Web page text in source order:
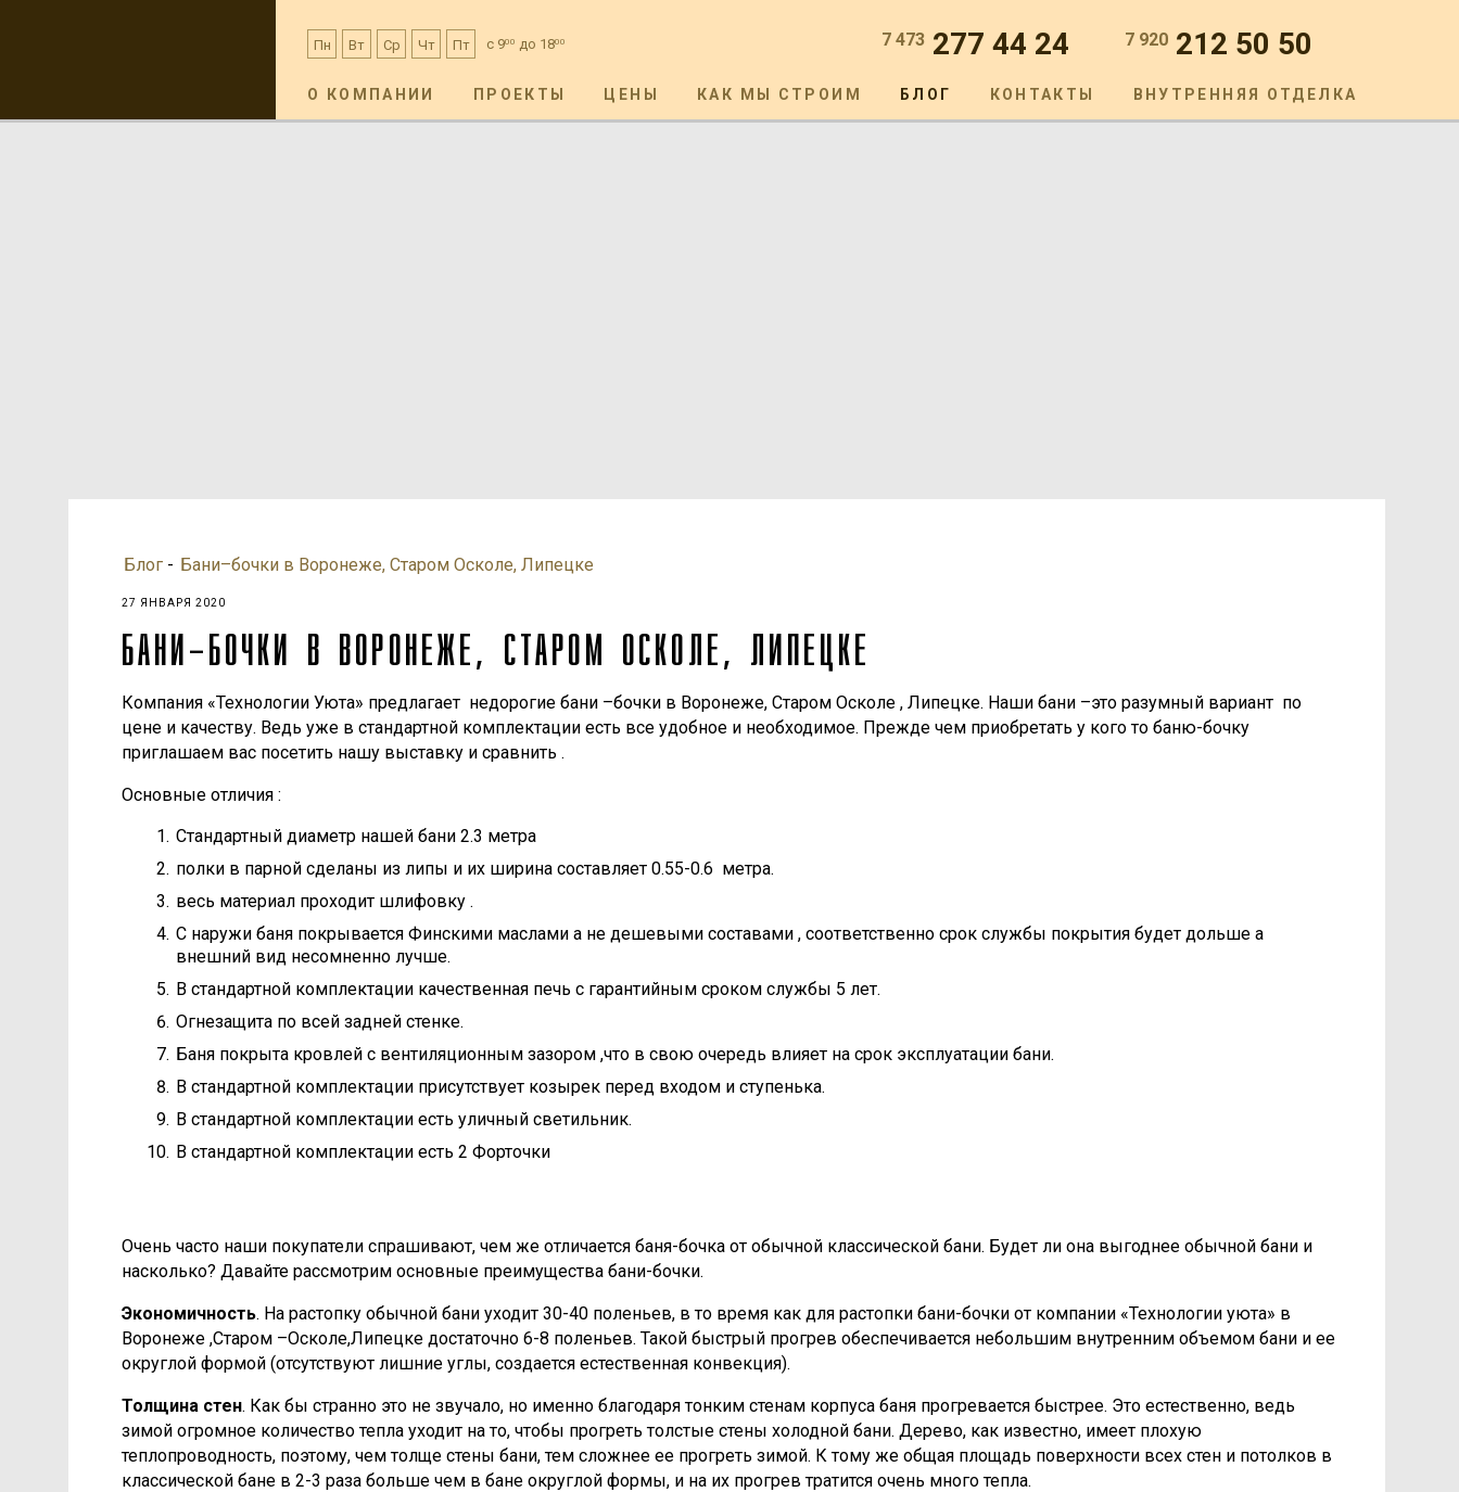
Пн Вт Ср Чт Пт с 900 до 1800 7 473 277 44 24 7 920 212 50 50
О КОМПАНИИ ПРОЕКТЫ ЦЕНЫ КАК МЫ СТРОИМ БЛОГ КОНТАКТЫ ВНУТРЕННЯЯ ОТДЕЛКА
Блог - Бани–бочки в Воронеже, Старом Осколе, Липецке
27 ЯНВАРЯ 2020
БАНИ–БОЧКИ В ВОРОНЕЖЕ, СТАРОМ ОСКОЛЕ, ЛИПЕЦКЕ
Компания «Технологии Уюта» предлагает недорогие бани –бочки в Воронеже, Старом Осколе , Липецке. Наши бани –это разумный вариант по
цене и качеству. Ведь уже в стандартной комплектации есть все удобное и необходимое. Прежде чем приобретать у кого то баню-бочку
приглашаем вас посетить нашу выставку и сравнить .
Основные отличия :
Стандартный диаметр нашей бани 2.3 метра
полки в парной сделаны из липы и их ширина составляет 0.55-0.6 метра.
весь материал проходит шлифовку .
С наружи баня покрывается Финскими маслами а не дешевыми составами , соответственно срок службы покрытия будет дольше а
внешний вид несомненно лучше.
В стандартной комплектации качественная печь с гарантийным сроком службы 5 лет.
Огнезащита по всей задней стенке.
Баня покрыта кровлей с вентиляционным зазором ,что в свою очередь влияет на срок эксплуатации бани.
В стандартной комплектации присутствует козырек перед входом и ступенька.
В стандартной комплектации есть уличный светильник.
В стандартной комплектации есть 2 Форточки
Очень часто наши покупатели спрашивают, чем же отличается баня-бочка от обычной классической бани. Будет ли она выгоднее обычной бани и
насколько? Давайте рассмотрим основные преимущества бани-бочки.
Экономичность. На растопку обычной бани уходит 30-40 поленьев, в то время как для растопки бани-бочки от компании «Технологии уюта» в
Воронеже ,Старом –Осколе,Липецке достаточно 6-8 поленьев. Такой быстрый прогрев обеспечивается небольшим внутренним объемом бани и ее
округлой формой (отсутствуют лишние углы, создается естественная конвекция).
Толщина стен. Как бы странно это не звучало, но именно благодаря тонким стенам корпуса баня прогревается быстрее. Это естественно, ведь
зимой огромное количество тепла уходит на то, чтобы прогреть толстые стены холодной бани. Дерево, как известно, имеет плохую
теплопроводность, поэтому, чем толще стены бани, тем сложнее ее прогреть зимой. К тому же общая площадь поверхности всех стен и потолков в
классической бане в 2-3 раза больше чем в бане округлой формы, и на их прогрев тратится очень много тепла.